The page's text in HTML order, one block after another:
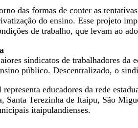
das formas de conter as
do ensino. Esse projeto
de trabalho, que levam ao
sindicatos de trabalhadores
público. Descentralizado, o
educadores da rede
Santa Terezinha de Itaipu, São
itaipulandienses.